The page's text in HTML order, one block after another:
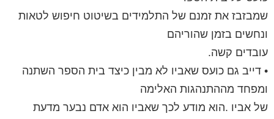
שמבזבז את זמנם של התלמידים בשיטוט חיפוש לטאות
ונחשים בזמן שהוריהם
עובדים קשה.
• דייב גם כועס שאביו לא מבין כיצד בית הספר השתנה
ומפחד מההתנהגות האלימה
של אביו .הוא מודע לכך שאביו הוא אדם נבער מדעת